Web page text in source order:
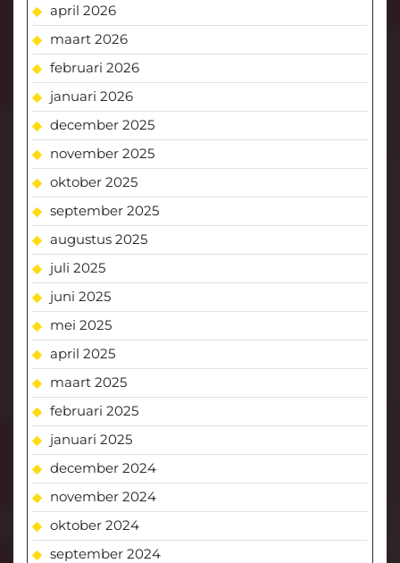
april 2026
maart 2026
februari 2026
januari 2026
december 2025
november 2025
oktober 2025
september 2025
augustus 2025
juli 2025
juni 2025
mei 2025
april 2025
maart 2025
februari 2025
januari 2025
december 2024
november 2024
oktober 2024
september 2024